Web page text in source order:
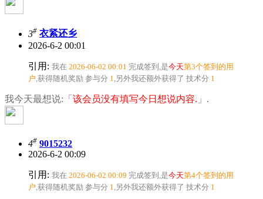
3# 衣紧还乡
2026-6-2 00:01
引用: 我在 2026-06-02 00:01 完成签到,是今天第3个签到的用
户 ,获得随机奖励 参与分 1 ,另外我还额外获得了 技术分 1
我今天最想说:「 该会员没有填写今日想说内容. 」.
4# 9015232
2026-6-2 00:09
引用: 我在 2026-06-02 00:09 完成签到,是今天第4个签到的用
户,获得随机奖励 参与分 1,另外我还额外获得了 技术分 1